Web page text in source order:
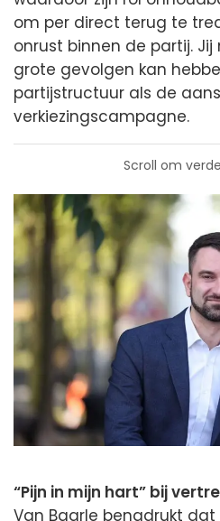
om per direct terug te
onrust binnen de partij.
grote gevolgen kan
partijstructuur als de
verkiezingscampagne.
Scroll om
“Pijn in mijn hart” bij
Van Baarle benadrukt